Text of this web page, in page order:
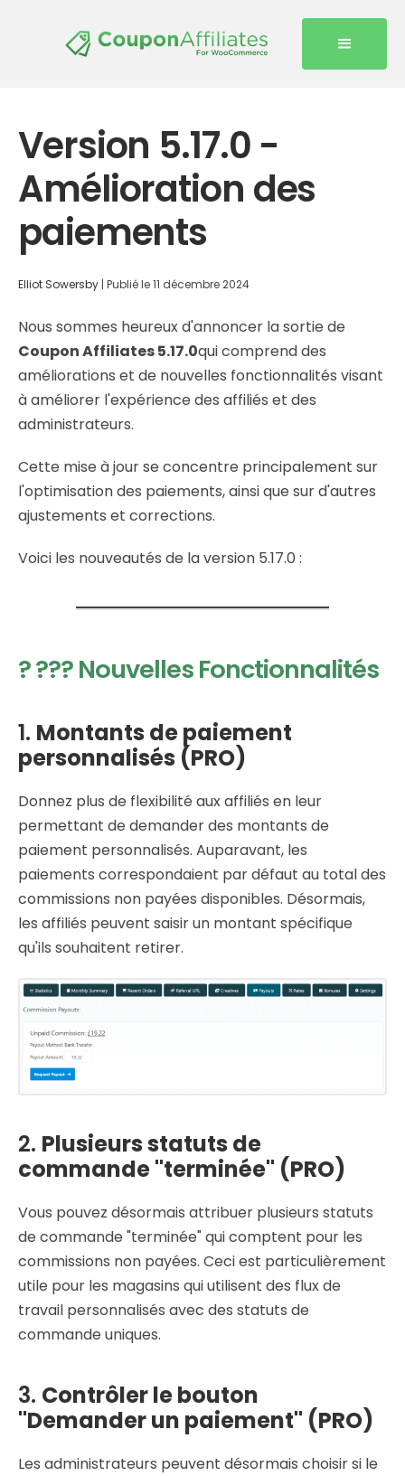
Version 5.17.0 -
Amélioration des
paiements
Elliot Sowersby | Publié le11 décembre 2024
Nous sommes heureux d'annoncer la sortie de
Coupon Affiliates 5.17.0qui comprend des
améliorations et de nouvelles fonctionnalités visant
à améliorer l'expérience des affiliés et des
administrateurs.
Cette mise à jour se concentre principalement sur
l'optimisation des paiements, ainsi que sur d'autres
ajustements et corrections.
Voici les nouveautés de la version 5.17.0 :
? ??? Nouvelles Fonctionnalités
1. Montants de paiement
personnalisés (PRO)
Donnez plus de flexibilité aux affiliés en leur
permettant de demander des montants de
paiement personnalisés. Auparavant, les
paiements correspondaient par défaut au total des
commissions non payées disponibles. Désormais,
les affiliés peuvent saisir un montant spécifique
qu'ils souhaitent retirer.
2. Plusieurs statuts de
commande "terminée" (PRO)
Vous pouvez désormais attribuer plusieurs statuts
de commande "terminée" qui comptent pour les
commissions non payées. Ceci est particulièrement
utile pour les magasins qui utilisent des flux de
travail personnalisés avec des statuts de
commande uniques.
3. Contrôler le bouton
"Demander un paiement" (PRO)
Les administrateurs peuvent désormais choisir si le